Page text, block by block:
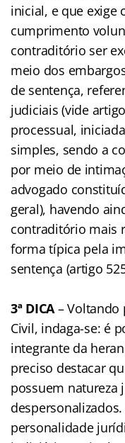
inicial, e que exige
cumprimento
contraditório ser
meio dos
de sentença,
judiciais (vide
processual,
simples, sendo a
por meio de
advogado
geral), havendo
contraditório mais
forma típica pela
sentença (artigo
3ª DICA– Voltando
Civil, indaga-se: é
integrante da
preciso destacar
possuem natureza
personalidade